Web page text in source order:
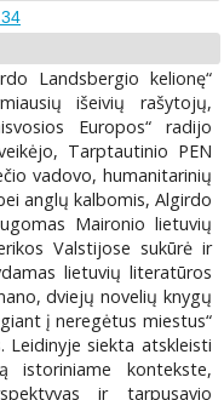
Landsbergio kelionę“
išeivių rašytojų,
Europos“ radijo
Tarptautinio PEN
vadovo, humanitarinių
anglų kalbomis, Algirdo
Maironio lietuvių
Valstijose sukūrė ir
lietuvių literatūros
dviejų novelių knygų
į neregėtus miestus“
Leidinyje siekta atskleisti
istoriniame kontekste,
ir tarpusavio